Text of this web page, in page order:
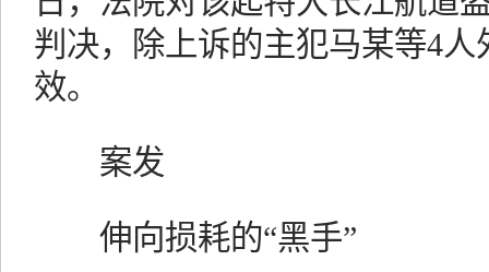
判决，除上诉的主犯马某等4
效。
案发
伸向损耗的“黑手”